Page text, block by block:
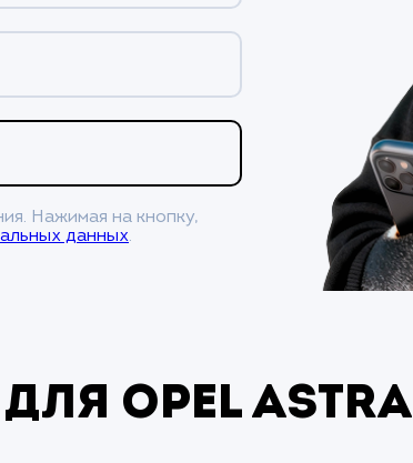
Нажимая на кнопку,
данных.
для Opel Astra